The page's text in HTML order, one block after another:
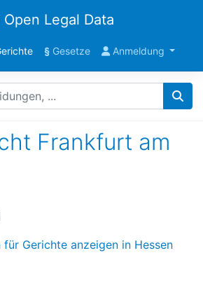
Open Legal Data
§Gesetze Anmeldung
Frankfurt am
Gerichte anzeigen in Hessen